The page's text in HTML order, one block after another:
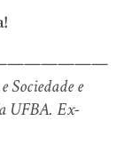
e
UFBA. Ex-